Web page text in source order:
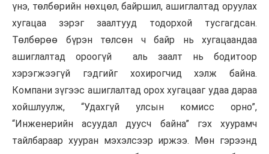
үнэ, төлбөрийн нөхцөл, байршил, ашиглалтад оруулах
хугацаа зэрэг заалтууд тодорхой тусгагдсан.
Төлбөрөө бүрэн төлсөн ч байр нь хугацаандаа
ашиглалтад ороогүй аль заалт нь бодитоор
хэрэгжээгүй гэдгийг хохирогчид хэлж байна.
Компани зүгээс ашиглалтад орох хугацааг удаа дараа
хойшлуулж, “Удахгүй улсын комисс орно”,
“Инженерийн асуудал дуусч байна” гэх хуурамч
тайлбараар хууран мэхэлсээр иржээ. Мөн гэрээнд